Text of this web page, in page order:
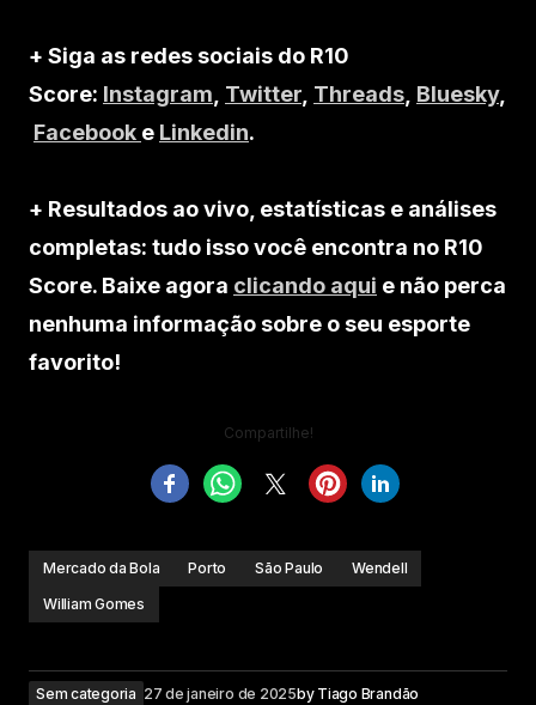
+ Siga as redes sociais do R10
Score: Instagram Twitter Threads Bluesky,
Facebook e Linkedin.
+ Resultados ao vivo, estatísticas e análises
completas: tudo isso você encontra no R10
Score. Baixe agora clicando aqui e não perca
nenhuma informação sobre o seu esporte
favorito!
Compartilhe!
Mercado da Bola Porto São Paulo
Wendell
William Gomes
Sem categoria 27 de janeiro de 2025by Tiago Brandão